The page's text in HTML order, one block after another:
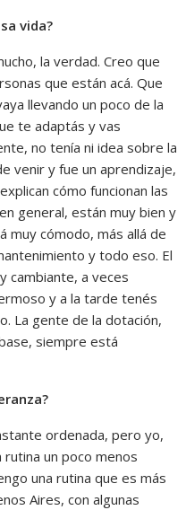
vida?
la verdad. Creo que
que están acá. Que
llevando un poco de la
te adaptás y vas
no tenía ni idea sobre la
venir y fue un aprendizaje,
cómo funcionan las
general, están muy bien y
muy cómodo, más allá de
y todo eso. El
cambiante, a veces
y a la tarde tenés
La gente de la dotación,
siempre está
ordenada, pero yo,
rutina un poco menos
una rutina que es más
Aires, con algunas